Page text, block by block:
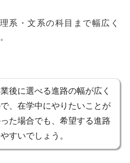
系・文系の科目まで幅広く
後に選べる進路の幅が広く
、在学中にやりたいことが
た場合でも、希望する進路
すいでしょう。